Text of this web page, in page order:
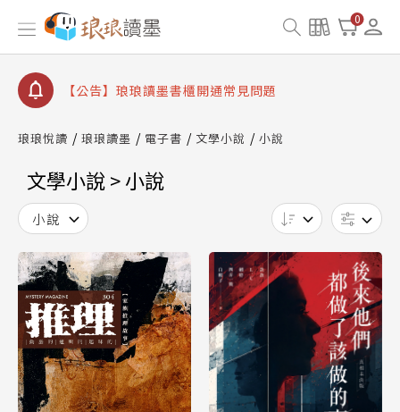
0
【公告】琅琅讀墨數位閱讀資產合併與書櫃開通申請
【公告】琅琅讀墨書櫃開通常見問題
【公告】琅琅讀墨 3 分鐘完成書櫃開通與資產合併申
請圖文教學
查詢
停部分閱讀服務
琅琅悅讀 琅琅讀墨 電子書 文學小說 小說
文學小說 > 小說
小說